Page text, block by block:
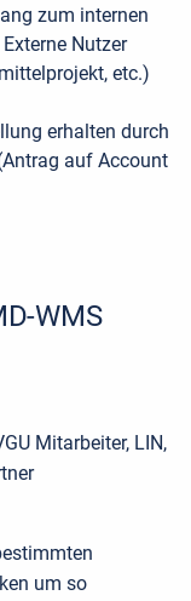
zum internen
Nutzer
etc.)
erhalten durch
auf Account
WMS
Mitarbeiter, LIN,
um so